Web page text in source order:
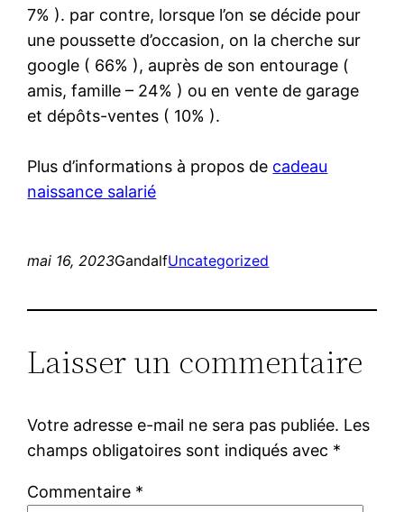
7% ). par contre, lorsque l’on se décide pour
une poussette d’occasion, on la cherche sur
google ( 66% ), auprès de son entourage (
amis, famille – 24% ) ou en vente de garage
et dépôts-ventes ( 10% ).
Plus d’informations à propos de cadeau
naissance salarié
mai 16, 2023GandalfUncategorized
Laisser un commentaire
Votre adresse e-mail ne sera pas publiée. Les
champs obligatoires sont indiqués avec *
Commentaire *